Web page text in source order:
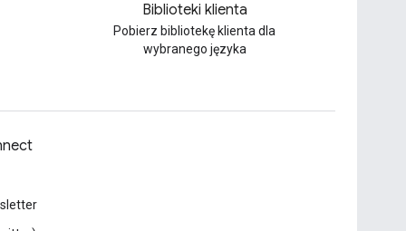
Biblioteki klienta
Pobierz bibliotekę klienta dla
wybranego języka